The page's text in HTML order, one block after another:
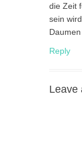
die Zeit
sein
Reply
Leave